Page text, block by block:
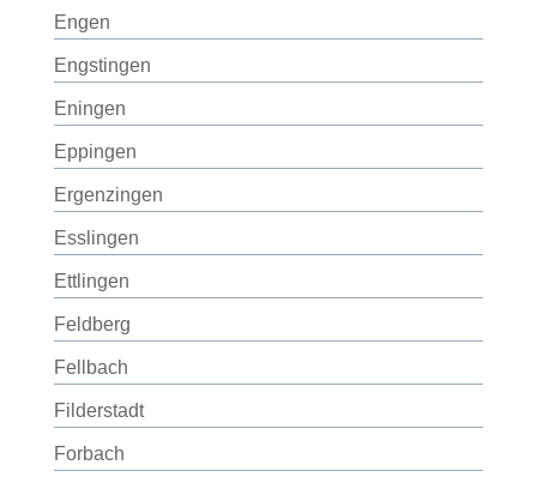
Engen
Engstingen
Eningen
Eppingen
Ergenzingen
Esslingen
Ettlingen
Feldberg
Fellbach
Filderstadt
Forbach